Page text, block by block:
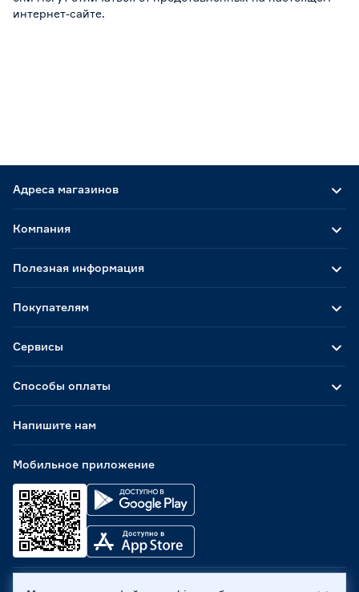
интернет-сайте.
Адреса магазинов
Способы оплаты
Мобильное приложение
Компания
Полезная информация
Покупателям
Сервисы
Напишите нам